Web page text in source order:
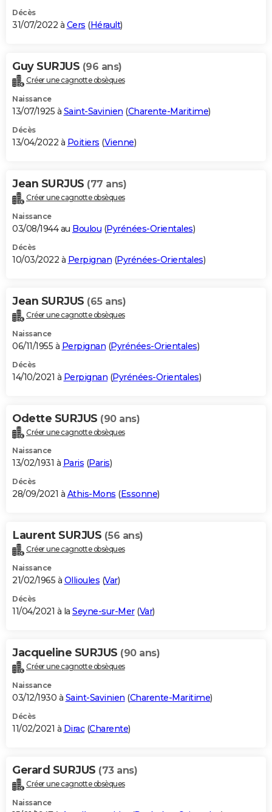
Décès
31/07/2022 à Cers (Hérault)
Guy SURJUS (96 ans)
Créer une cagnotte obsèques
Naissance
13/07/1925 à Saint-Savinien (Charente-Maritime)
Décès
13/04/2022 à Poitiers (Vienne)
Jean SURJUS (77 ans)
Créer une cagnotte obsèques
Naissance
03/08/1944 au Boulou (Pyrénées-Orientales)
Décès
10/03/2022 à Perpignan (Pyrénées-Orientales)
Jean SURJUS (65 ans)
Créer une cagnotte obsèques
Naissance
06/11/1955 à Perpignan (Pyrénées-Orientales)
Décès
14/10/2021 à Perpignan (Pyrénées-Orientales)
Odette SURJUS (90 ans)
Créer une cagnotte obsèques
Naissance
13/02/1931 à Paris (Paris)
Décès
28/09/2021 à Athis-Mons (Essonne)
Laurent SURJUS (56 ans)
Créer une cagnotte obsèques
Naissance
21/02/1965 à Ollioules (Var)
Décès
11/04/2021 à la Seyne-sur-Mer(Var)
Jacqueline SURJUS (90 ans)
Créer une cagnotte obsèques
Naissance
03/12/1930 à Saint-Savinien (Charente-Maritime)
Décès
11/02/2021 à Dirac(Charente)
Gerard SURJUS (73 ans)
Créer une cagnotte obsèques
Naissance